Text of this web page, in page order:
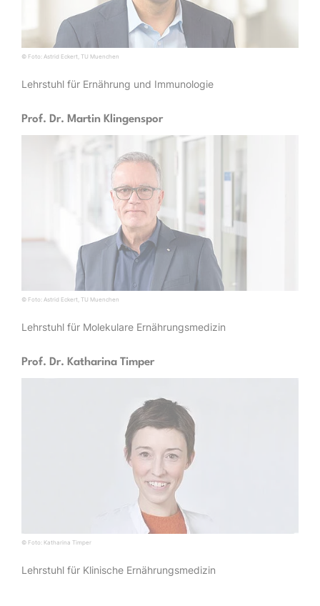
© Foto: Astrid Eckert, TU Muenchen
Lehrstuhl für Ernährung und Immunologie
Prof. Dr. Martin Klingenspor
© Foto: Astrid Eckert, TU Muenchen
Lehrstuhl für Molekulare Ernährungsmedizin
Prof. Dr. Katharina Timper
© Foto: Katharina Timper
Lehrstuhl für Klinische Ernährungsmedizin